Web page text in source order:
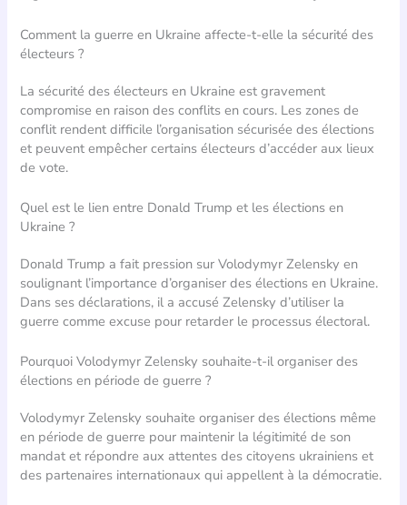
Comment la guerre en Ukraine affecte-t-elle la sécurité des
électeurs ?
La sécurité des électeurs en Ukraine est gravement
compromise en raison des conflits en cours. Les zones de
conflit rendent difficile l’organisation sécurisée des élections
et peuvent empêcher certains électeurs d’accéder aux lieux
de vote.
Quel est le lien entre Donald Trump et les élections en
Ukraine ?
Donald Trump a fait pression sur Volodymyr Zelensky en
soulignant l’importance d’organiser des élections en Ukraine.
Dans ses déclarations, il a accusé Zelensky d’utiliser la
guerre comme excuse pour retarder le processus électoral.
Pourquoi Volodymyr Zelensky souhaite-t-il organiser des
élections en période de guerre ?
Volodymyr Zelensky souhaite organiser des élections même
en période de guerre pour maintenir la légitimité de son
mandat et répondre aux attentes des citoyens ukrainiens et
des partenaires internationaux qui appellent à la démocratie.